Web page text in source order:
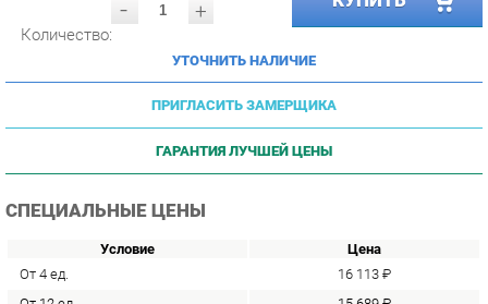
УТОЧНИТЬ НАЛИЧИЕ
ПРИГЛАСИТЬ ЗАМЕРЩИКА
ГАРАНТИЯ ЛУЧШЕЙ ЦЕНЫ
СПЕЦИАЛЬНЫЕ ЦЕНЫ
От 4 ед.
15 689 ₽
От 24 ед.
15 265 ₽